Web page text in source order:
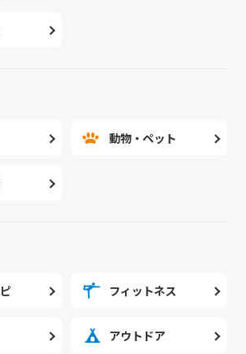
ありがとうございます💛
ジ
動物・ペット
フィットネス
アウトドア